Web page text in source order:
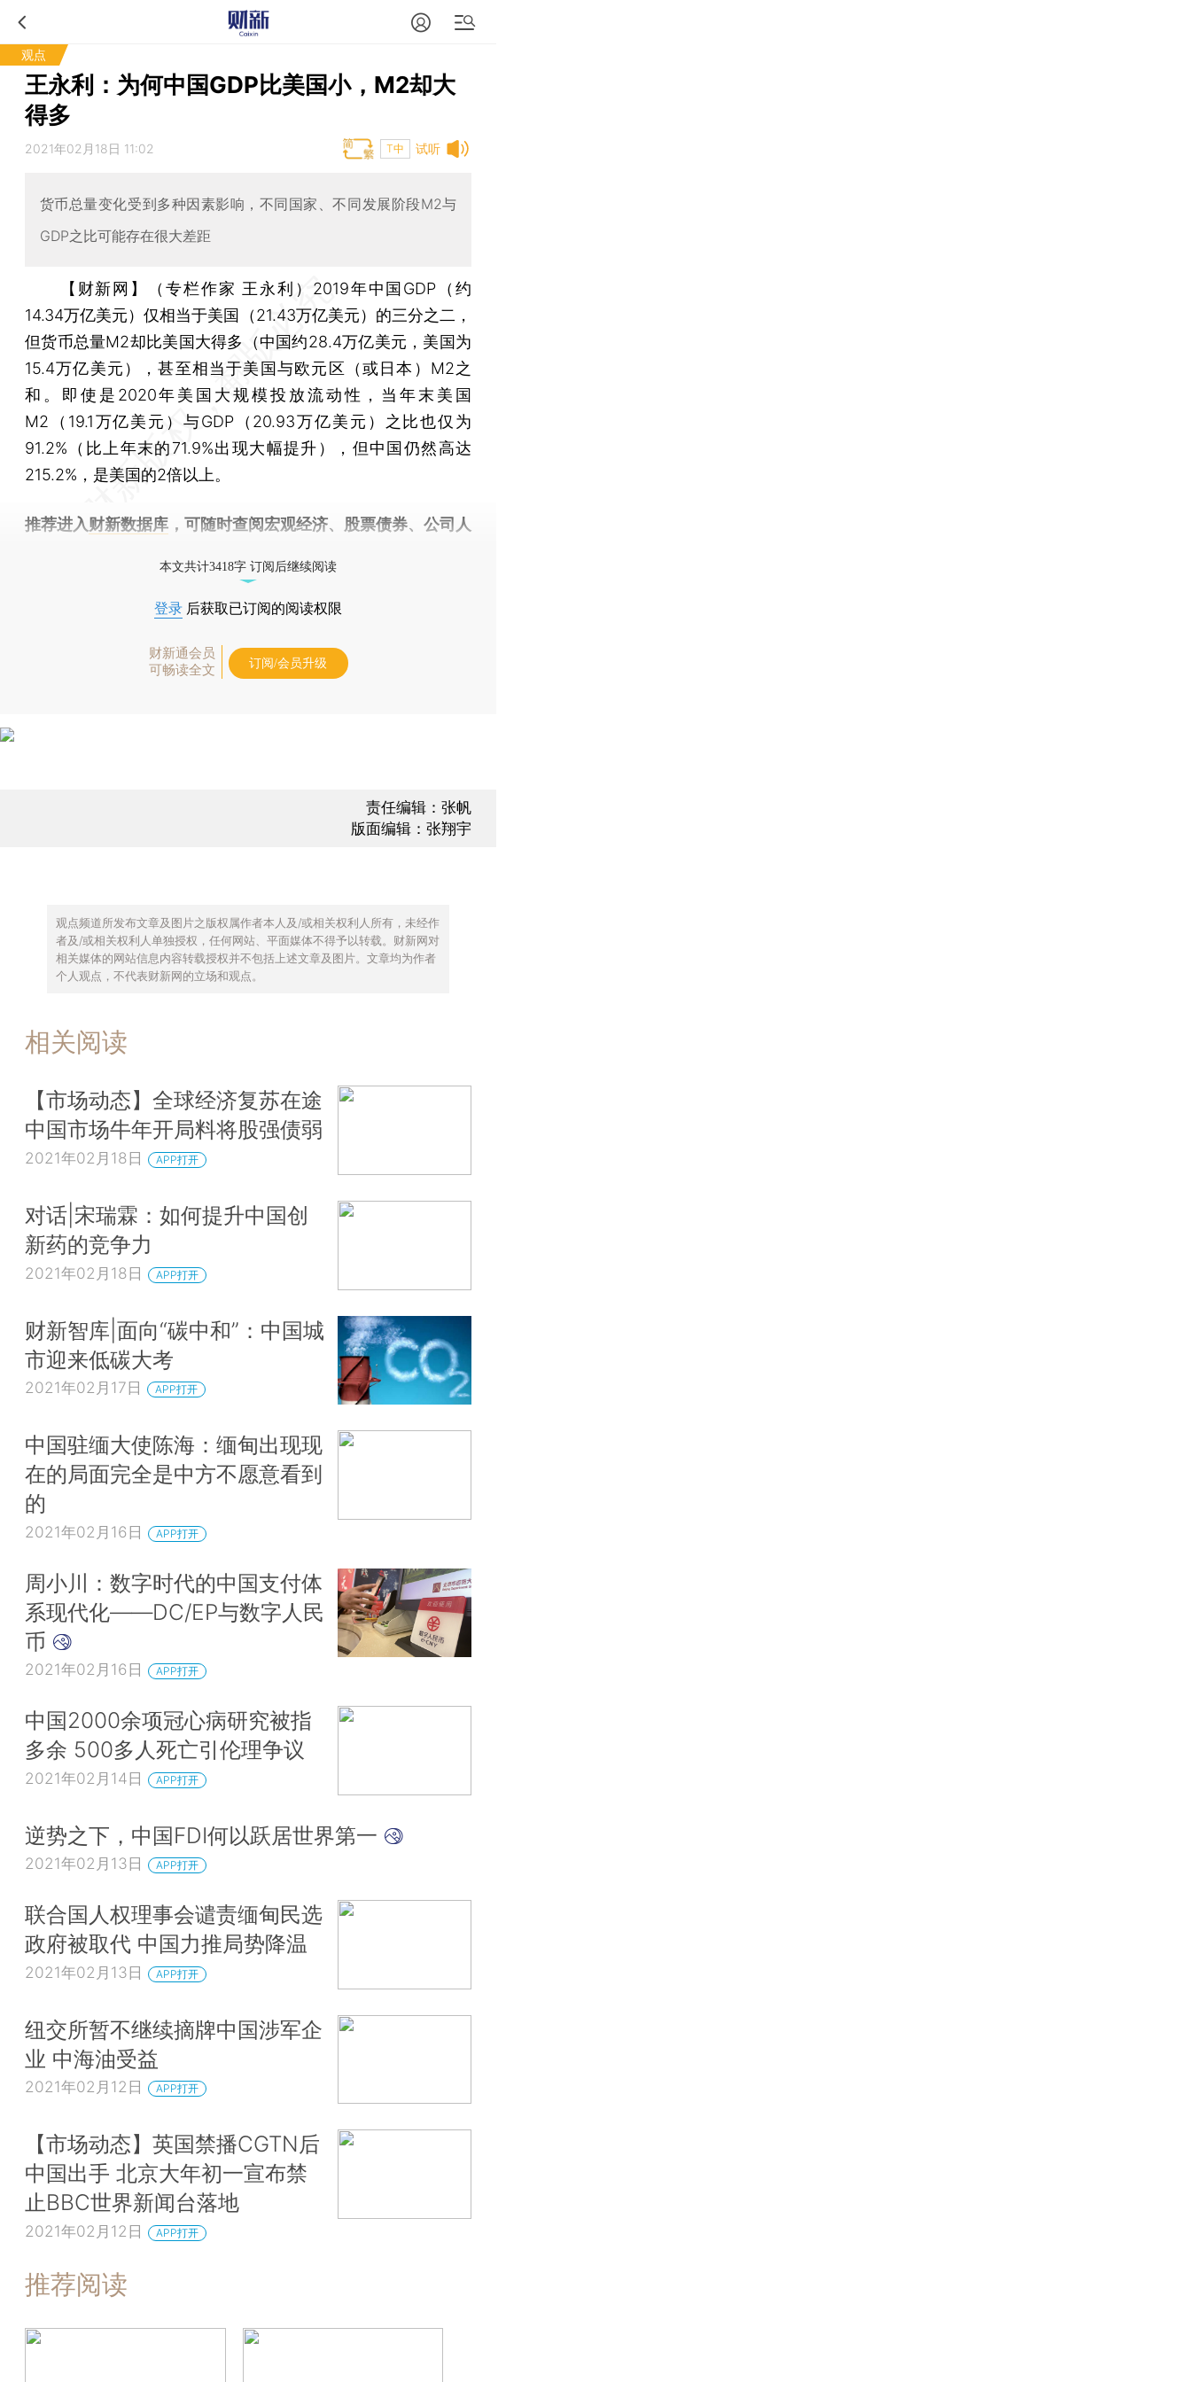
观点
王永利：为何中国GDP比美国小，M2却大
得多
试听
2021年02月18日 11:02 T中
货币总量变化受到多种因素影响，不同国家、不同发展阶段M2与
GDP之比可能存在很大差距
【财新网】（专栏作家 王永利） 2019年中国GDP（约
14.34万亿美元）仅相当于美国（21.43万亿美元）的三分之二，
但货币总量M2却比美国大得多（中国约28.4万亿美元，美国为
15.4万亿美元），甚至相当于美国与欧元区（或日本）M2之
和。即使是2020年美国大规模投放流动性，当年末美国
M2（19.1万亿美元）与GDP（20.93万亿美元）之比也仅为
91.2%（比上年末的71.9%出现大幅提升），但中国仍然高达
215.2%，是美国的2倍以上。
推荐进入财新数据库 ，可随时查阅宏观经济、股票债券、公司人
本文共计3418字 订阅后继续阅读
登录 后获取已订阅的阅读权限
财新通会员
可畅读全文
订阅/会员升级
责任编辑：张帆
版面编辑：张翔宇
观点频道所发布文章及图片之版权属作者本人及/或相关权利人所有，未经作
者及/或相关权利人单独授权，任何网站、平面媒体不得予以转载。财新网对
相关媒体的网站信息内容转载授权并不包括上述文章及图片。文章均为作者
个人观点，不代表财新网的立场和观点。
相关阅读
【市场动态】全球经济复苏在途
中国市场牛年开局料将股强债弱
2021年02月18日 APP打开
对话|宋瑞霖：如何提升中国创
新药的竞争力
2021年02月18日 APP打开
财新智库|面向“碳中和”：中国城
市迎来低碳大考
2021年02月17日 APP打开
中国驻缅大使陈海：缅甸出现现
在的局面完全是中方不愿意看到
的
2021年02月16日 APP打开
周小川：数字时代的中国支付体
系现代化——DC/EP与数字人民
币
2021年02月16日 APP打开
中国2000余项冠心病研究被指
多余 500多人死亡引伦理争议
2021年02月14日 APP打开
逆势之下，中国FDI何以跃居世界第一
2021年02月13日 APP打开
联合国人权理事会谴责缅甸民选
政府被取代 中国力推局势降温
2021年02月13日 APP打开
纽交所暂不继续摘牌中国涉军企
业 中海油受益
2021年02月12日 APP打开
【市场动态】英国禁播CGTN后
中国出手 北京大年初一宣布禁
止BBC世界新闻台落地
2021年02月12日 APP打开
推荐阅读